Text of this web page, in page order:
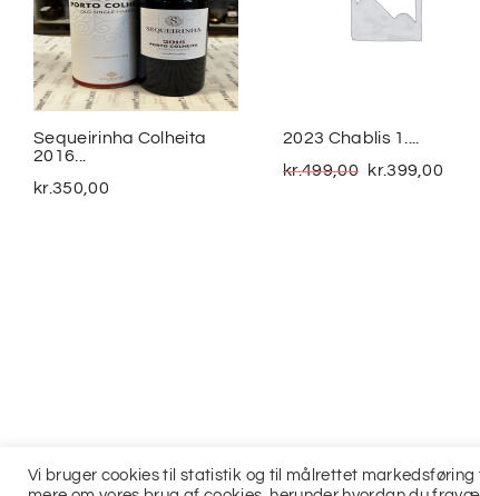
Sequeirinha Colheita
2016...
kr.350,00
2023 Chablis 1....
kr.499,00 kr.399,00
Vi bruger cookies til statistik og til målrettet